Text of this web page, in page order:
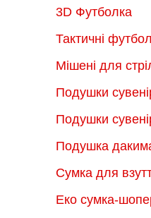
3D Футболка
Тактичні
Мішені для
Подушки
Подушки
Подушка
Сумка для
Еко сумка-